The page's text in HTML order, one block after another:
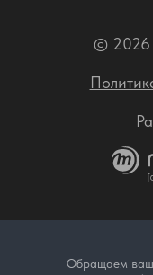
© 2026
Обращаем